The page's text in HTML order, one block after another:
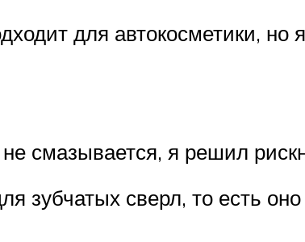
для автокосметики, но
смазывается, я решил
зубчатых сверл, то есть